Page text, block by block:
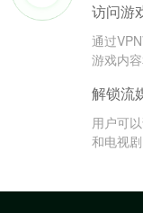
访问游
通过
游戏内
解锁流
用户可
和电视剧